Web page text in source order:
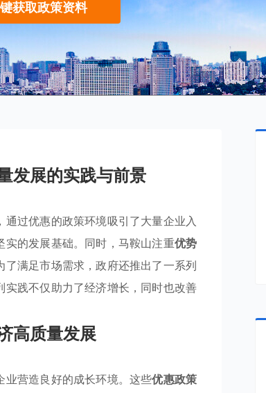
获取政策资料
发展的实践与前景
，通过优惠的政策环境吸引了大量企业入
的发展基础。同时，马鞍山注重优势
满足市场需求，政府还推出了一系列
践不仅助力了经济增长，同时也改善
高质量发展
业营造良好的成长环境。这些优惠政策